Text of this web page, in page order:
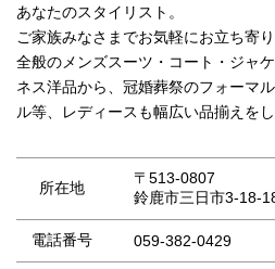
あなたのスタイリスト。
ご家族みなさまでお気軽にお立ち寄
全般のメンズスーツ・コート・ジャ
ネス洋品から、冠婚葬祭のフォーマ
ル等、レディースも幅広い品揃えをし
所在地
〒513-0807
鈴鹿市三日市3-18-
電話番号 059-382-0429